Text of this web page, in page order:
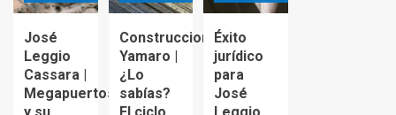
José
Leggio
Cassara |
Megapuertos
y su
Construcciones
Yamaro |
¿Lo
sabías?
El ciclo
Éxito
jurídico
para
José
Leggio